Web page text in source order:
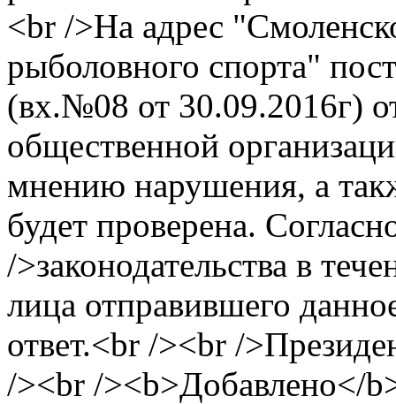
<br />На адрес
рыболовного спорта"
(вх.№08 от 30.09.2016г)
общественной
мнению нарушения, а
будет проверена.
/>законодательства в
лица отправившего
ответ.<br /><br /
/><br /><b>Добавлено</